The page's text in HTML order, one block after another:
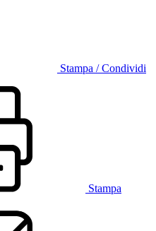
Stampa / Condividi
Stampa